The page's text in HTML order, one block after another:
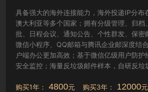
具备强大的海外连接能力，海外投递IP分布
澳大利亚等多个国家；拥有分级管理、归档
批、日程会议、通知公告、个性群发、保密
微信小程序、QQ邮箱与腾讯企业邮深度结
户端办公更加高效；基于微信亿级用户防
安全监控；海量反垃圾邮件样本，自研反垃
购买1年：
4800元 购买3年： 12000元